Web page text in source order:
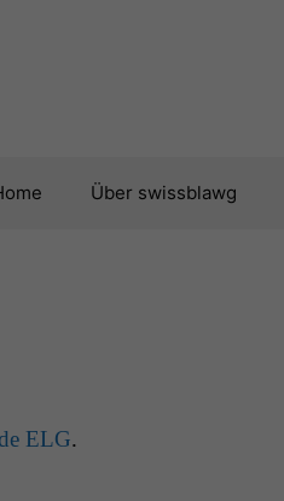
Über swissblawg
ELG.